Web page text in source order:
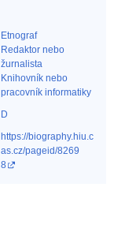
Etnograf‎
Redaktor nebo
žurnalista‎
Knihovník nebo
pracovník informatiky‎
D
https://biography.hiu.c
as.cz/pageid/8269
8